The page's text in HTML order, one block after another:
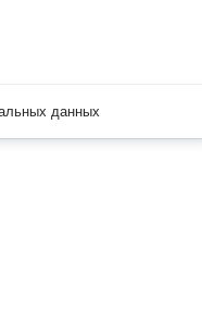
данных